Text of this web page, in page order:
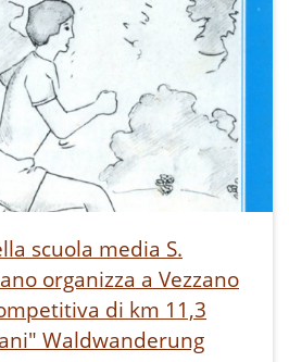
scuola media S.
organizza a Vezzano
di km 11,3
Waldwanderung